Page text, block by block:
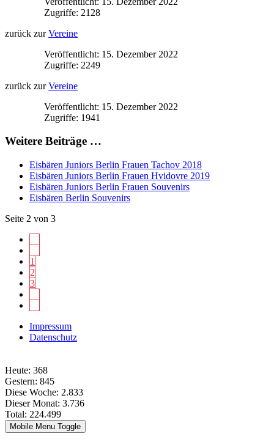
Zugriffe: 2128
zurück zurVereine
Veröffentlicht: 15. Dezember 2022
Zugriffe: 2249
zurück zurVereine
Veröffentlicht: 15. Dezember 2022
Zugriffe: 1941
Weitere Beiträge …
Eisbären Juniors Berlin Frauen Tachov 2018
Eisbären Juniors Berlin Frauen Hvidovre 2019
Eisbären Juniors Berlin Frauen Souvenirs
Eisbären Berlin Souvenirs
Seite 2 von 3
1
2
3
Impressum
Datenschutz
Heute: 368
Gestern: 845
Diese Woche: 2.833
Dieser Monat: 3.736
Total: 224.499
Mobile Menu Toggle